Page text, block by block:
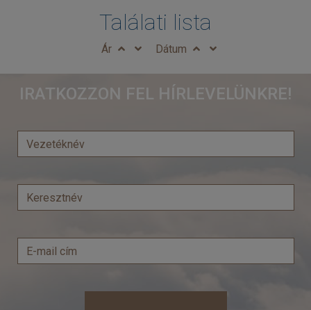
Találati lista
Ár Dátum
IRATKOZZON FEL HÍRLEVELÜNKRE!